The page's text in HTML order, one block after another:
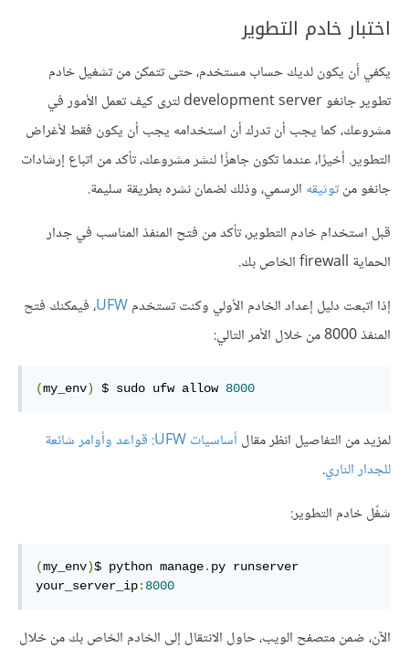
اختبار خادم التطوير
يكفي أن يكون لديك حساب مستخدم، حتى تتمكن من تشغيل خادم
تطوير جانغو development server لترى كيف تعمل الأمور في
مشروعك، كما يجب أن تدرك أن استخدامه يجب أن يكون فقط لأغراض
التطوير. أخيرًا، عندما تكون جاهزًا لنشر مشروعك، تأكد من اتباع إرشادات
جانغو منتوثيقه الرسمي، وذلك لضمان نشره بطريقة سليمة.
قبل استخدام خادم التطوير، تأكد من فتح المنفذ المناسب في جدار
الحماية firewall الخاص بك.
إذا اتبعت دليل إعداد الخادم الأولي وكنت تستخدمUFW، فيمكنك فتح
المنفذ 8000 من خلال الأمر التالي:
(my_env) $ sudo ufw allow 8000
لمزيد من التفاصيل انظر مقال
أساسيات UFW: قواعد وأوامر شائعة
للجدار الناري.
شغّل خادم التطوير:
(my_env)$ python manage. py runserver
your_server_ip: 8000
الآن، ضمن متصفح الويب، حاول الانتقال إلى الخادم الخاص بك من خلال